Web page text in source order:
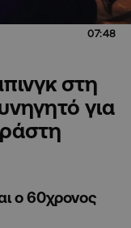
07:48
στη
για
ο 60χρονος